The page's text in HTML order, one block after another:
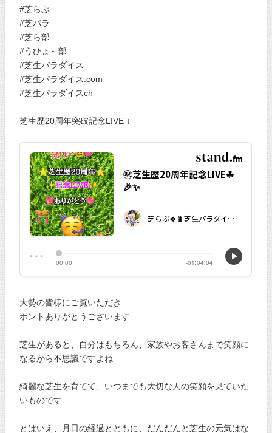
#芝らぶ
#芝パラ
#芝ら部
#うひょ～部
#芝生パラダイス
#芝生パラダイス.com
#芝生パラダイスch
芝生歴20周年突破記念LIVE ↓
大勢の皆様にご覧いただき
ホントありがとうございます
芝生があると、自分はもちろん、家族やお客さんまで笑顔に
なるから不思議ですよね
綺麗な芝生を育てて、いつまでも大切な人の笑顔を見ていた
いものです
とはいえ、月日の経過とともに、だんだんと芝生の元気はな